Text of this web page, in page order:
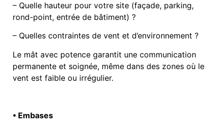
– Quelle hauteur pour votre site (façade, parking,
rond-point, entrée de bâtiment) ?
– Quelles contraintes de vent et d’environnement ?
Le mât avec potence garantit une communication
permanente et soignée, même dans des zones où le
vent est faible ou irrégulier.
• Embases